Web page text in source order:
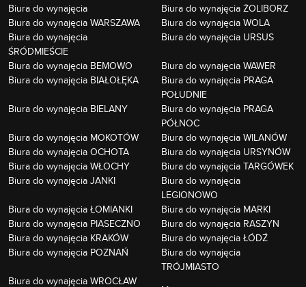
Biura do wynajęcia
Biura do wynajęcia ŻOLIBORZ
Biura do wynajęcia WARSZAWA
Biura do wynajęcia WOLA
Biura do wynajęcia
ŚRÓDMIEŚCIE
Biura do wynajęcia URSUS
Biura do wynajęcia BEMOWO
Biura do wynajęcia WAWER
Biura do wynajęcia BIAŁOŁĘKA
Biura do wynajęcia PRAGA
POŁUDNIE
Biura do wynajęcia BIELANY
Biura do wynajęcia PRAGA
PÓŁNOC
Biura do wynajęcia MOKOTÓW
Biura do wynajęcia WILANÓW
Biura do wynajęcia OCHOTA
Biura do wynajęcia URSYNÓW
Biura do wynajęcia WŁOCHY
Biura do wynajęcia TARGÓWEK
Biura do wynajęcia JANKI
Biura do wynajęcia
LEGIONOWO
Biura do wynajęcia ŁOMIANKI
Biura do wynajęcia MARKI
Biura do wynajęcia PIASECZNO
Biura do wynajęcia RASZYN
Biura do wynajęcia KRAKÓW
Biura do wynajęcia ŁÓDŹ
Biura do wynajęcia POZNAŃ
Biura do wynajęcia
TRÓJMIASTO
Biura do wynajęcia WROCŁAW